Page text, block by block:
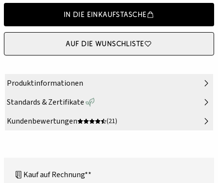
In die Einkaufstasche
Auf die Wunschliste
Produktinformationen
Standards & Zertifikate
Kundenbewertungen
(21)
Kauf auf Rechnung**